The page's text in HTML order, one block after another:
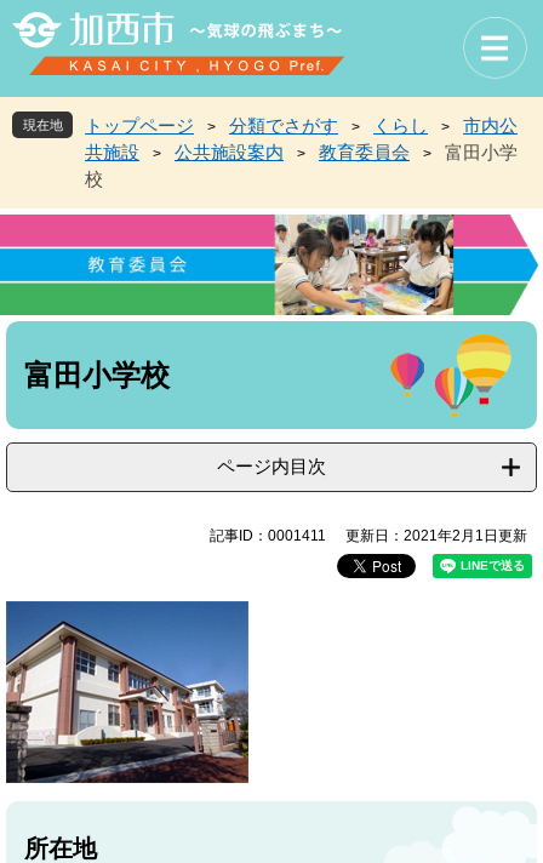
先
頭
。
を
飛
て
現在地 トップページ > 分類でさがす > くらし >
市内公
共施設
> 公共施設案内 > 教育委員会 >
富田小学
校
本
富田小学校
ページ内目次
記事ID：0001411 更新日：2021年2月1日更新
所在地